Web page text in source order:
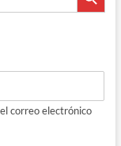
correo electrónico